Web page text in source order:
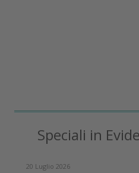
Speciali in
20 Luglio 2026